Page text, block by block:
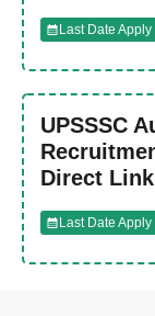
Last Date Apply
UPSSSC
Direct
Last Date Apply